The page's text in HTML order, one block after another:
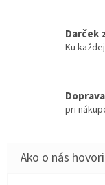
Darček
Ku
pri